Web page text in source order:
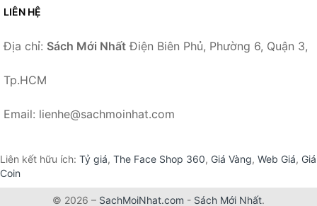
LIÊN HỆ
Địa chỉ: Sách Mới Nhất Điện Biên Phủ, Phường 6, Quận 3,
Tp.HCM
Email: lienhe@sachmoinhat.com
Liên kết hữu ích: Tỷ giá, The Face Shop 360, Giá Vàng, Web Giá, Giá
Coin
© 2026 – SachMoiNhat.com - Sách Mới Nhất.